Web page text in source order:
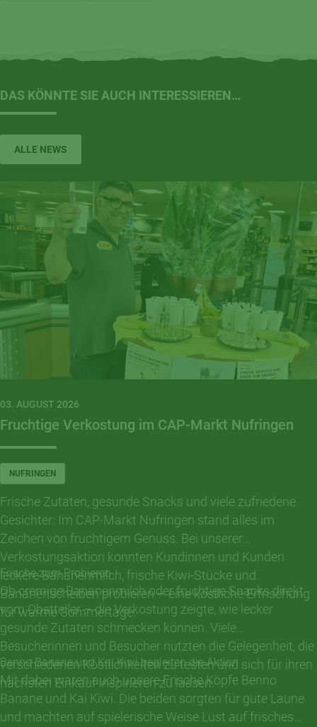
DAS KÖNNTE SIE AUCH INTERESSIEREN…
ALLE NEWS
03. AUGUST 2026
Fruchtige Verkostung im CAP-Markt Nufringen
NUFRINGEN
Frische Zutaten, gesunde Snacks und viele zufriedene
Gesichter: Im CAP-Markt Nufringen stand alles im
Zeichen von fruchtigem Genuss. Bei unserer
Verkostungsaktion konnten Kundinnen und Kunden
leckere Bananenmilch, frische Kiwi-Stücke und
Bananenscheiben probieren – eine köstliche Erfrischung
für warme Sommertage.
Frische zum Probieren
Ob cremige Bananenmilch oder fruchtige Snacks direkt
vom Obstteller – die Verkostung zeigte, wie lecker
gesunde Zutaten schmecken können. Viele
Besucherinnen und Besucher nutzten die Gelegenheit, die
verschiedenen Köstlichkeiten zu testen und sich für ihren
nächsten Einkauf inspirieren zu lassen.
Benno Banane und Kai Kiwi begleiten die Aktion
Mit dabei waren auch unsere Frische Köpfe Benno
Banane und Kai Kiwi. Die beiden sorgten für gute Laune
und machten auf spielerische Weise Lust auf frisches